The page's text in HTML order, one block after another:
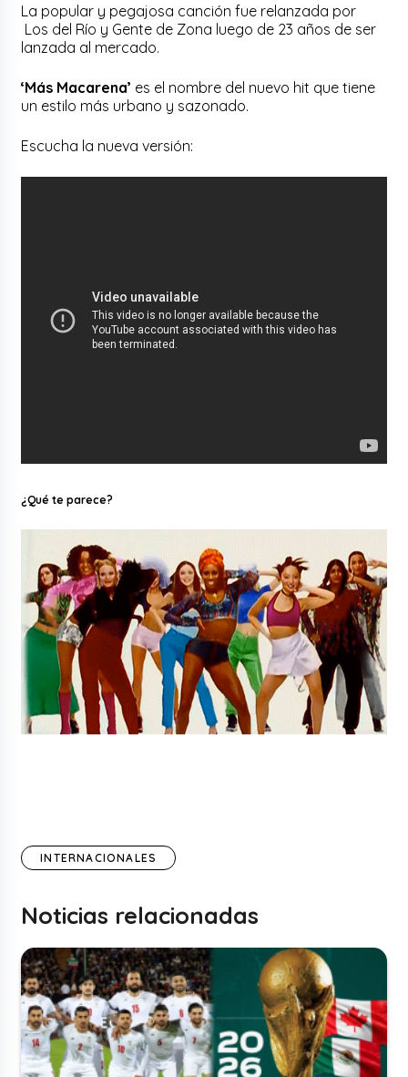
La popular y pegajosa canción fue relanzada por
Los del Río y Gente de Zona luego de 23 años de ser
lanzada al mercado.
‘Más Macarena’ es el nombre del nuevo hit que tiene
un estilo más urbano y sazonado.
Escucha la nueva versión:
¿Qué te parece?
INTERNACIONALES
Noticias relacionadas